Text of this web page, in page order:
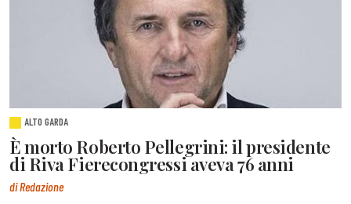
ALTO GARDA
È morto Roberto Pellegrini: il presidente
di Riva Fierecongressi aveva 76 anni
di Redazione